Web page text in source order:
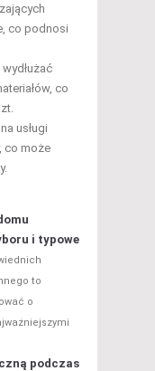
co podnosi
co
usługi
co może
i typowe
to
o
podczas